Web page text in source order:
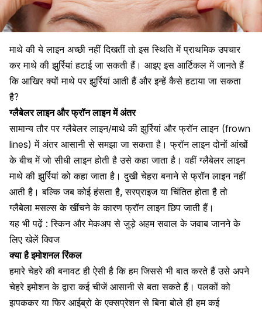
माथे की ये लाइन अच्छी नहीं दिखतींतो इस स्थिति मेंप्राथमिकउपचार
कर माथे की झुर्रियां हटाई जा सकती हैं। आइए इस आर्टिकल में जानते हैं
कि आखिर क्यों माथे पर झुर्रियां आती हैं और इन्हें कैसे हटाया जा सकता
है?
ग्लैबेलर लाइन और फ्रॉन लाइन में अंतर
सामान्य तौर पर ग्लैबेलर लाइन/माथे की झुर्रियां और फ्रॉन लाइन (frown
lines) में अंतर आसानी से समझा जा सकता है। फ्रॉन लाइन दोनों आंखों
के बीच में जो सीधी लाइन होती है उसे कहा जाता है। वहीं ग्लैबेलर लाइन
माथे की झुर्रियां को कहा जाता है। दुखीचेहरा बनाने से फ्रॉन लाइन नहीं
आती है। बल्कि जब कोई हंसता है, सरप्राइज या चिंतित होता है तो
ग्लैबेला मसल्स के खींचने के कारण फ्रॉन लाइन छिप जाती हैं।
यह भी पढ़ें :स्किन और मेकअप से जुड़े अहम सवाल के जवाब जानने के
लिए खेलें क्विज
क्या है इमोशनल रिंकल
हमारे चेहरे की बनावट ही ऐसी है कि हम जिससे भी बात करते हैं उसे अपने
चेहरे इमोशन के द्वारा कई चीजें आसानी से बता सकते हैं। पलकों को
झपककर या फिर आईब्रो के एक्सप्रेशन से बिना बोले ही हम कई